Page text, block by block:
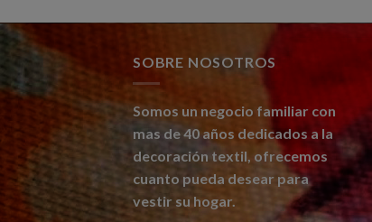
SOBRE NOSOTROS
Somos un negocio familiar con
mas de 40 años dedicados a la
decoración textil, ofrecemos
cuanto pueda desear para
vestir su hogar.